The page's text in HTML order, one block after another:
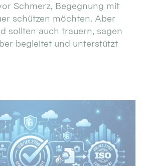
Schmerz, Begegnung mit
schützen möchten. Aber
sollten auch trauern, sagen
begleitet und unterstützt